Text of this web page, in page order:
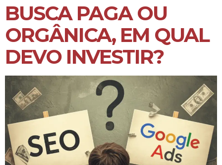
BUSCA PAGA OU
ORGÂNICA, EM QUAL
DEVO INVESTIR?